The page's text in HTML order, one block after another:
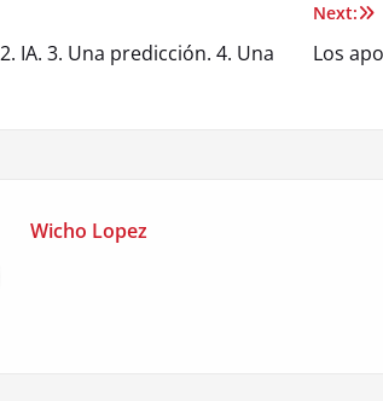
IA. 3. Una predicción. 4. Una
Next:
Los
Wicho Lopez